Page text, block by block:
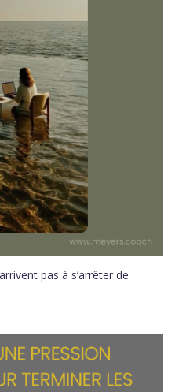
pas à s’arrêter de